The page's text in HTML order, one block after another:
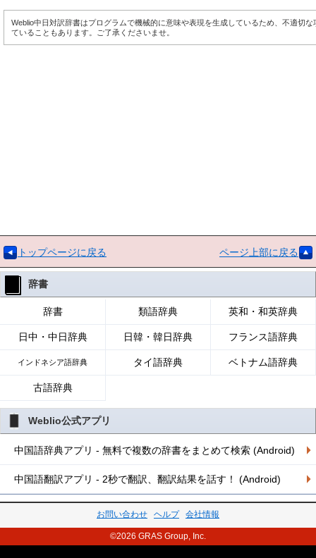
Weblio中日対訳辞書はプログラムで機械的に意味や表現を生成しているため、不適切な
ていることもあります。ご了承くださいませ。
トップページに戻る ページ上部に戻る
辞書
辞書 類語辞典 英和・和英辞典
日中・中日辞典 日韓・韓日辞典 フランス語辞典
インドネシア語辞典 タイ語辞典 ベトナム語辞典
古語辞典
Weblio公式アプリ
中国語辞典アプリ - 無料で複数の辞書をまとめて検索 (Android)
中国語翻訳アプリ - 2秒で翻訳、翻訳結果を話す！ (Android)
お問い合わせ ヘルプ 会社情報
©2026 GRAS Group, Inc.